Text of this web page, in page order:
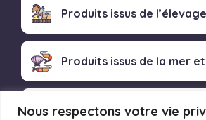
Nous respectons votre vie
Produits issus de l’élevage
Produits issus de la mer
Produits transformés